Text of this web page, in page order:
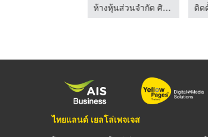
ห้างหุ้นส่วนจำกัด ศิวกร ไฮดรอลิค
ไทยแลนด์ เยลโล่เพจเจส